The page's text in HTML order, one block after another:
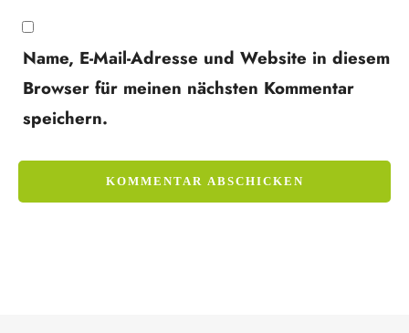
Name, E-Mail-Adresse und Website in diesem
Browser für meinen nächsten Kommentar
speichern.